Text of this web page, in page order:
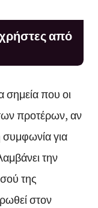
από
που οι
προτέρων, αν
για
την
της
στον